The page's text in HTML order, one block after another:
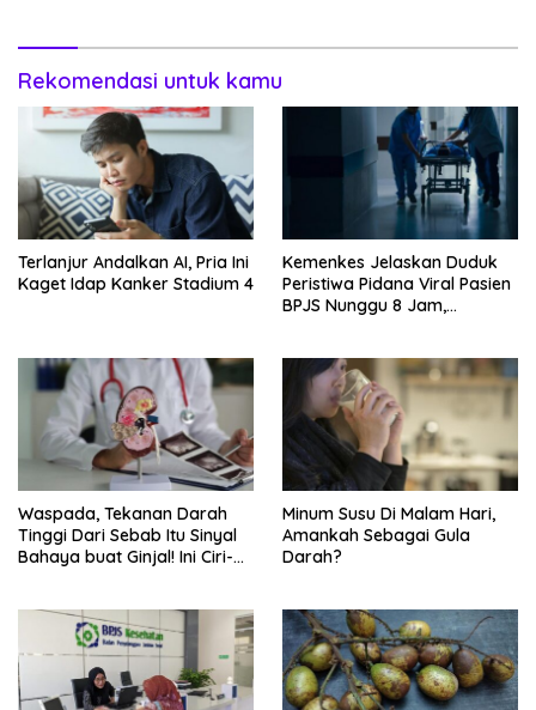
Rekomendasi untuk kamu
Terlanjur Andalkan AI, Pria Ini
Kaget Idap Kanker Stadium 4
Kemenkes Jelaskan Duduk
Peristiwa Pidana Viral Pasien
BPJS Nunggu 8 Jam,
Waspada, Tekanan Darah
Tinggi Dari Sebab Itu Sinyal
Bahaya buat Ginjal! Ini Ciri-
Minum Susu Di Malam Hari,
Amankah Sebagai Gula
Darah?